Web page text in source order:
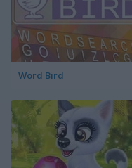
Word Bird